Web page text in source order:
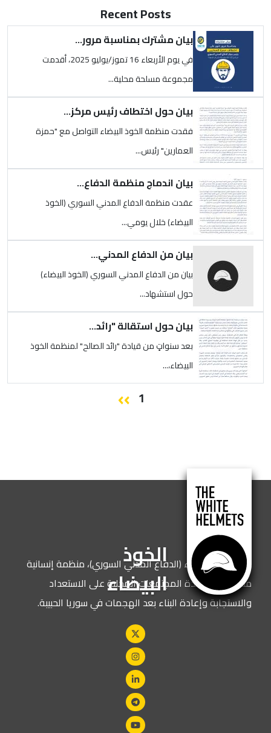
Recent Posts
الصورة بيان مشترك بمناسبة مرور...
في يوم الأربعاء 16 تموز/يوليو 2025، أقدمت
مجموعة مسلحة محلية...
الصورة بيان حول اختطاف رئيس مركز...
فقدت منظمة الخوذ البيضاء التواصل مع "حمزة
العمارين" رئيس...
الصورة بيان اندماج منظمة الدفاع...
عقدت منظمة الدفاع المدني السوري (الخوذ
البيضاء) خلال يومي...
بيان من الدفاع المدني...
بيان من الدفاع المدني السوري (الخوذ البيضاء)
حول استشهاد...
الصورة بيان حول استقالة "رائد...
بعد سنواتٍ من قيادة "رائد الصالح" لمنظمة الخوذ
البيضاء،...
الصفحة التالية
››
الخوذ
البيضاء
نحن الخوذ البيضاء (الدفاع المدني السوري)، منظمة إنسانية
مكرسة لمساعدة المجتمعات المحلية على الاستعداد
والاستجابة وإعادة البناء بعد الهجمات في سوريا الحبيبة.